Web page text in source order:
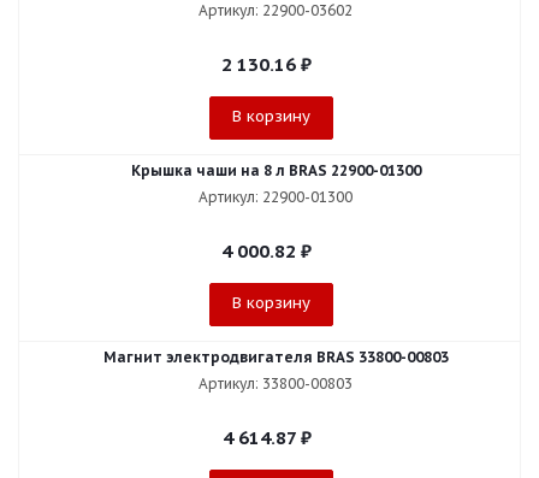
Артикул: 22900-03602
2 130.16 ₽
В корзину
Крышка чаши на 8 л BRAS 22900-01300
Артикул: 22900-01300
4 000.82 ₽
В корзину
Магнит электродвигателя BRAS 33800-00803
Артикул: 33800-00803
4 614.87₽